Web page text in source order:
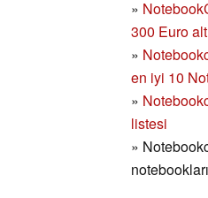
»
300 Euro
»
en iyi 10
»
listesi
»
notebookları